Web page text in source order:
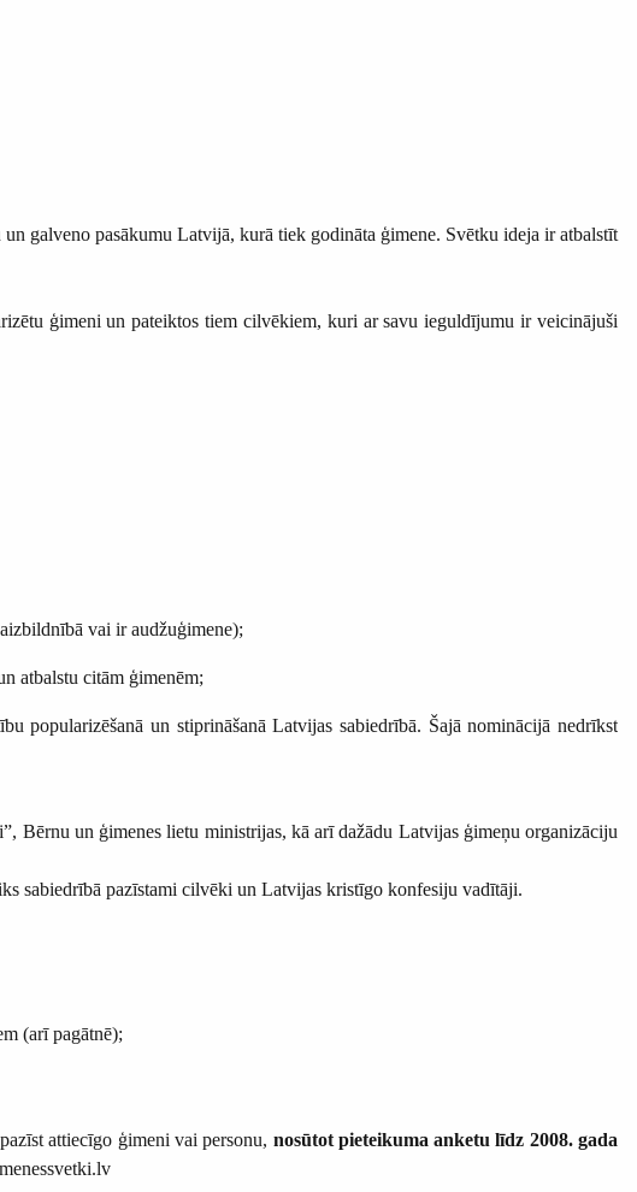
galveno pasākumu Latvijā, kurā tiek godināta ģimene. Svētku ideja ir atbalstīt
ģimeni un pateiktos tiem cilvēkiem, kuri ar savu ieguldījumu ir veicinājuši
vai ir audžuģimene);
atbalstu citām ģimenēm;
un stiprināšanā Latvijas sabiedrībā. Šajā nominācijā nedrīkst
Bērnu un ģimenes lietu ministrijas, kā arī dažādu Latvijas ģimeņu organizāciju
sabiedrībā pazīstami cilvēki un Latvijas kristīgo konfesiju vadītāji.
(arī pagātnē);
attiecīgo ģimeni vai personu, nosūtot pieteikuma anketu līdz 2008. gada